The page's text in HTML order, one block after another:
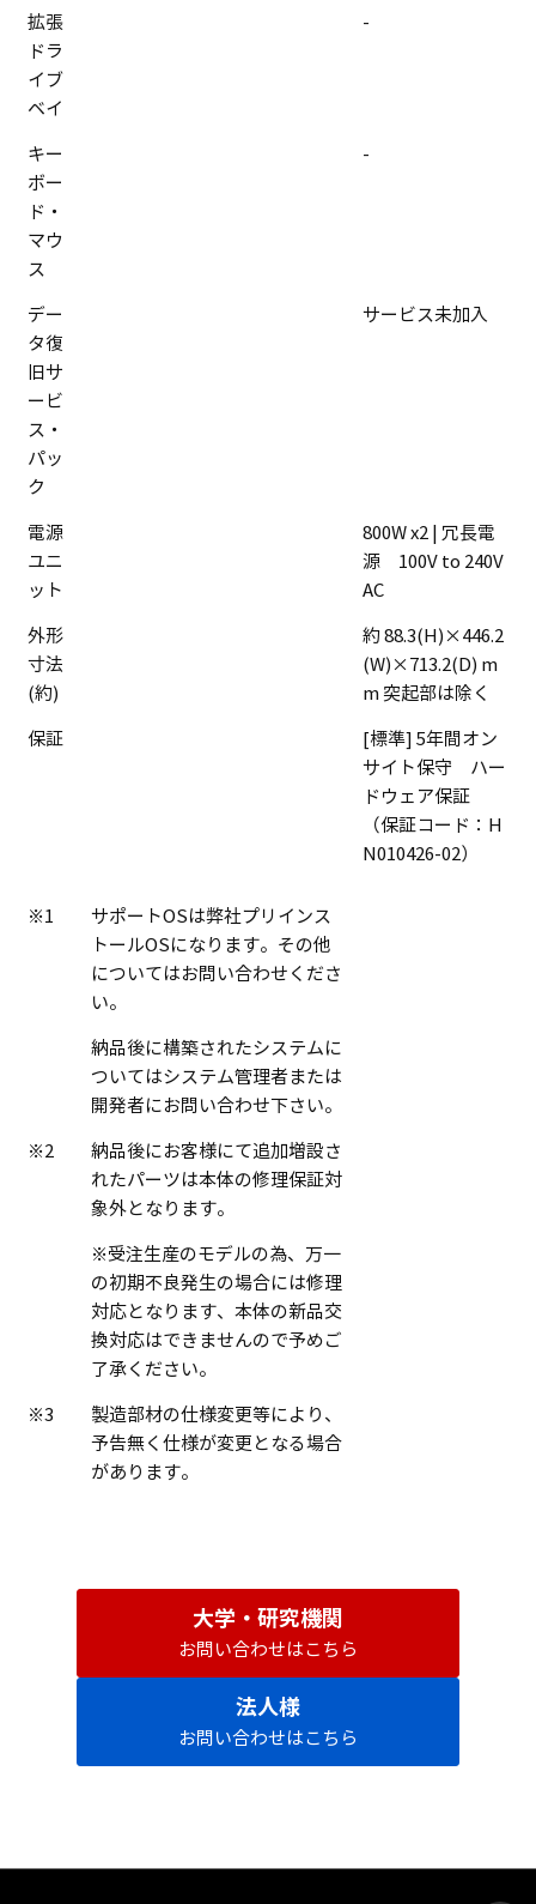
拡張
ドラ
イブ
ベイ
-
キー
ボー
ド・
マウ
ス
-
デー
タ復
旧サ
ービ
ス・
パッ
ク
サービス未加入
電源
ユニ
ット
800W x2 | 冗長電
源 100V to 240V
AC
外形
寸法
(約)
約 88.3(H)×446.2
(W)×713.2(D) m
m 突起部は除く
保証
[標準] 5年間オン
サイト保守 ハー
ドウェア保証
（保証コード：H
N010426-02）
※1
サポートOSは弊社プリインス
トールOSになります。その他
についてはお問い合わせくださ
い。
納品後に構築されたシステムに
ついてはシステム管理者または
開発者にお問い合わせ下さい。
※2
納品後にお客様にて追加増設さ
れたパーツは本体の修理保証対
象外となります。
※受注生産のモデルの為、万一
の初期不良発生の場合には修理
対応となります、本体の新品交
換対応はできませんので予めご
了承ください。
※3
製造部材の仕様変更等により、
予告無く仕様が変更となる場合
があります。
大学・研究機関
お問い合わせはこちら
法人様
お問い合わせはこちら